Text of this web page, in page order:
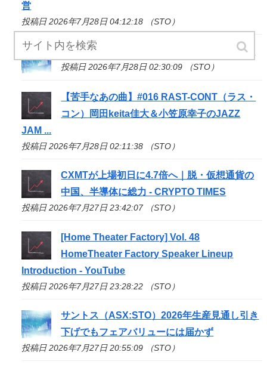
営
投稿日 2026年7月28日 04:12:18 （STO）
この小さな島が有名な理由は? | Watch - MSN
投稿日 2026年7月28日 02:30:09 （STO）
【苦手なあの曲】#016 RAST-CONT（ラス・
コン）岡田keita佳大＆小笠原幸子のJAZZ
JAM ...
投稿日 2026年7月28日 02:11:38 （STO）
CXMTが上場初日に4.7倍へ｜脱・仮想通貨の
中国、半導体に総力 - CRYPTO TIMES
投稿日 2026年7月27日 23:42:07 （STO）
[Home Theater Factory] Vol. 48
HomeTheater Factory Speaker Lineup
Introduction - YouTube
投稿日 2026年7月27日 23:28:22 （STO）
サントス（ASX:STO）2026年生産見通し引き
下げでもフェアバリューには届かず
投稿日 2026年7月27日 20:55:09 （STO）